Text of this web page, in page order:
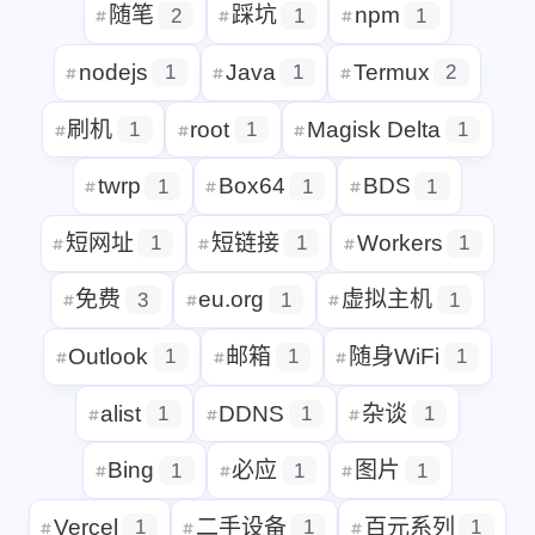
ITLDC 1 大盘鸡 1 vps
随笔 踩坑 npm 1
nodejs Java 1 Termux
刷机 1 root 1 Magisk Delta
twrp 1 Box64 1 BDS
短网址 1 短链接 1 Workers
免费 3 eu.org 1 虚拟主机
Outlook 1 邮箱 1 随身WiFi